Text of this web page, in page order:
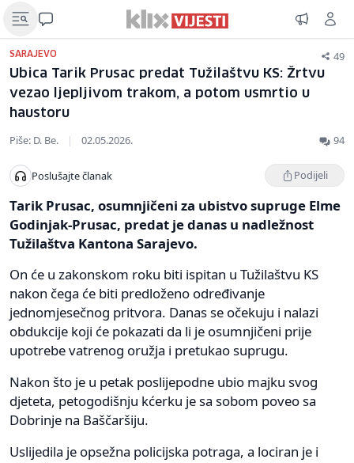
SARAJEVO 49
Ubica Tarik Prusac predat Tužilaštvu KS: Žrtvu
vezao ljepljivom trakom, a potom usmrtio u
haustoru
Piše: D. Be. | 02.05.2026. 94
Poslušajte članak Podijeli
Tarik Prusac, osumnjičeni za ubistvo supruge Elme
Godinjak-Prusac, predat je danas u nadležnost
Tužilaštva Kantona Sarajevo.
On će u zakonskom roku biti ispitan u Tužilaštvu KS
nakon čega će biti predloženo određivanje
jednomjesečnog pritvora. Danas se očekuju i nalazi
obdukcije koji će pokazati da li je osumnjičeni prije
upotrebe vatrenog oružja i pretukao suprugu.
Nakon što je u petak poslijepodne ubio majku svog
djeteta, petogodišnju kćerku je sa sobom poveo sa
Dobrinje na Baščaršiju.
Uslijedila je opsežna policijska potraga, a lociran je i